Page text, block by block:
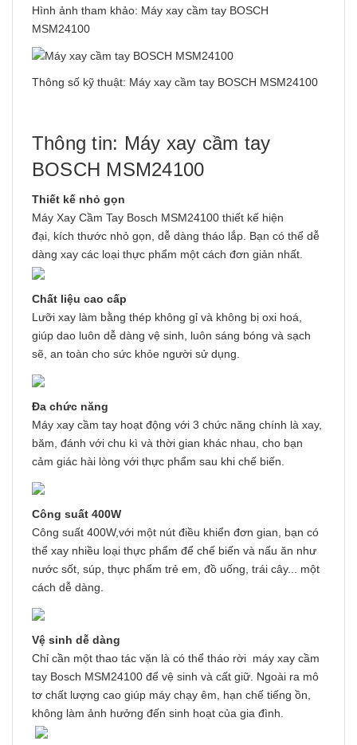
Hình ảnh tham khảo: Máy xay cầm tay BOSCH
MSM24100
Thông số kỹ thuật: Máy xay cầm tay BOSCH MSM24100
Thông tin: Máy xay cầm tay
BOSCH MSM24100
Thiết kế nhỏ gọn
Máy Xay Cầm Tay Bosch MSM24100 thiết kế hiện
đại, kích thước nhỏ gọn, dễ dàng tháo lắp. Bạn có thể dễ
dàng xay các loại thực phẩm một cách đơn giản nhất.
Chất liệu cao cấp
Lưỡi xay làm bằng thép không gỉ và không bị oxi hoá,
giúp dao luôn dễ dàng vệ sinh, luôn sáng bóng và sạch
sẽ, an toàn cho sức khỏe người sử dụng.
Đa chức năng
Máy xay cầm tay hoạt động với 3 chức năng chính là xay,
băm, đánh với chu kì và thời gian khác nhau, cho bạn
cảm giác hài lòng với thực phẩm sau khi chế biến.
Công suất 400W
Công suất 400W,với một nút điều khiển đơn gian, bạn có
thể xay nhiều loại thực phẩm để chế biến và nấu ăn như
nước sốt, súp, thực phẩm trẻ em, đồ uống, trái cây... một
cách dễ dàng.
Vệ sinh dễ dàng
Chỉ cần một thao tác vặn là có thể tháo rời máy xay cầm
tay Bosch MSM24100 để vệ sinh và cất giữ. Ngoài ra mô
tơ chất lượng cao giúp máy chạy êm, hạn chế tiếng ồn,
không làm ảnh hưởng đến sinh hoạt của gia đình.